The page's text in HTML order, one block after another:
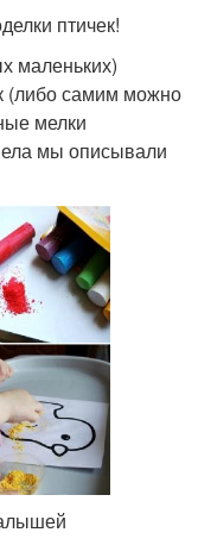
птичек!
маленьких)
(либо самим можно
мелки
мы описывали